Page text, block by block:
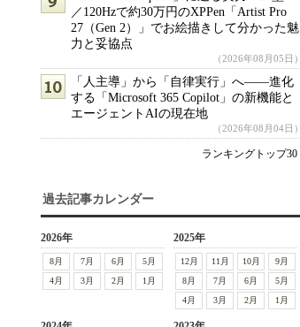
／120Hzで約30万円のXPPen「Artist Pro
27（Gen 2）」でお絵描きして分かった魅
力と妥協点
（2026年08月05日）
「人主導」から「自律実行」へ――進化
する「Microsoft 365 Copilot」の新機能と
エージェントAIの現在地
（2026年08月04日）
ランキングトップ30
過去記事カレンダー
2026年
8月 7月 6月
5月
4月
3月 2月 1月
2025年
12月 11月 10月
9月
8月
7月 6月
5月
4月
3月 2月 1月